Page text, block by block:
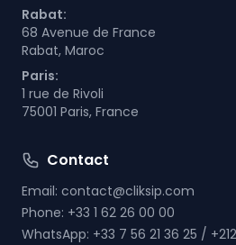
Rabat:
68 Avenue de France
Rabat, Maroc
Paris:
1 rue de Rivoli
75001 Paris, France
Contact
Email: contact@cliksip.com
Phone: +33 1 62 26 00 00
WhatsApp: +33 7 56 21 36 25 /